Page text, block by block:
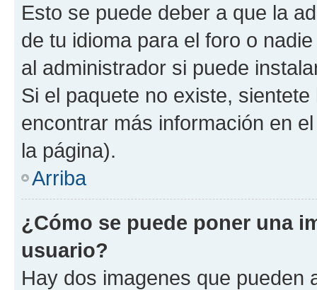
Esto se puede deber a que la
de tu idioma para el foro o
al administrador si puede
Si el paquete no existe,
encontrar más información en
la página).
Arriba
¿Cómo se puede poner una
usuario?
Hay dos imagenes que pueden